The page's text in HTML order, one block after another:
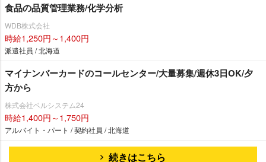
食品の品質管理業務/化学分析
WDB株式会社
時給1,250円～1,400円
派遣社員 / 北海道
マイナンバーカードのコールセンター/大量募集/週休3日OK/夕
方から
株式会社ベルシステム24
時給1,400円～1,750円
アルバイト・パート / 契約社員 / 北海道
続きはこちら